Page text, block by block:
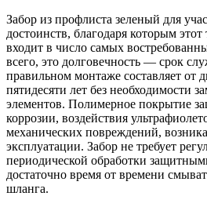
Забор из профлиста зеленый для
достоинств, благодаря которым этот
входит в число самых
всего, это долговечность — срок
правильном монтаже составляет от
пятидесяти лет без необходимости
элементов. Полимерное покрытие
коррозии, воздействия
механических повреждений,
эксплуатации. Забор не требует
периодической обработки
достаточно время от времени
шланга.